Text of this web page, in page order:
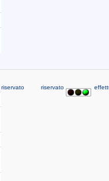
riservato riservato